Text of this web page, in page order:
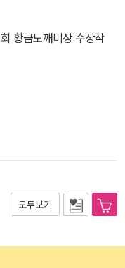
황금도깨비상 수상작
모두보기